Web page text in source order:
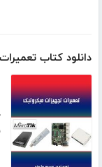
دانلود کتاب